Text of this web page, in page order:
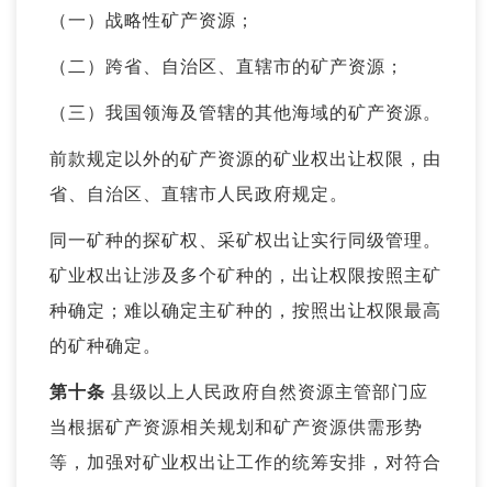
（一）战略性矿产资源；
（二）跨省、自治区、直辖市的矿产资源；
（三）我国领海及管辖的其他海域的矿产资源。
前款规定以外的矿产资源的矿业权出让权限，由
省、自治区、直辖市人民政府规定。
同一矿种的探矿权、采矿权出让实行同级管理。
矿业权出让涉及多个矿种的，出让权限按照主矿
种确定；难以确定主矿种的，按照出让权限最高
的矿种确定。
第十条 县级以上人民政府自然资源主管部门应
当根据矿产资源相关规划和矿产资源供需形势
等，加强对矿业权出让工作的统筹安排，对符合